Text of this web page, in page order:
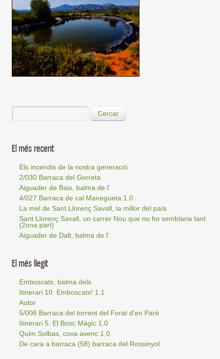
Cercar
El més recent
Els incendis de la nostra generació
2/030 Barraca del Gorreta
Aiguader de Baix, balma de l'
4/027 Barraca de cal Manegueta 1.0
La mel de Sant Llorenç Savall, la millor del país
Sant Llorenç Savall, un carrer Nou que no ho semblaria tant
(2ona part)
Aiguader de Dalt, balma de l'
El més llegit
Emboscats, balma dels
Itinerari 10. Emboscats! 1.1
Autor
5/006 Barraca del torrent del Forat d'en Paré
Itinerari 5. El Bosc Màgic 1.0
Quim Solbas, cova avenc 1.0
De cara a barraca (58) barraca del Rossinyol